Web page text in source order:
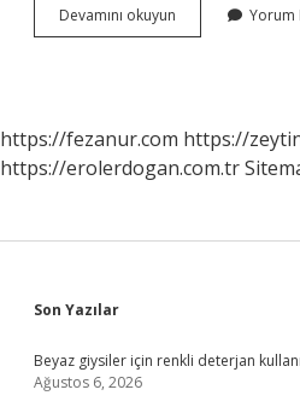
Devamını okuyun
Cebir
Yorum
https://fezanur.com https://
https://erolerdogan.com.tr
Sidebar
Son Yazılar
Beyaz giysiler için renkli deterjan
Ağustos 6, 2026